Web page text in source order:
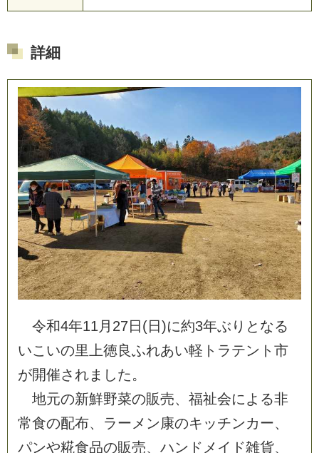
詳細
令和4年11 月 27日 (日 )に約3年ぶ り と なる
いこ いの里 上徳良ふれあい軽 ト ラテン ト 市
が開催さ れま した。
地元の新鮮野菜の販売、 福祉会に よ る非
常食の配布、 ラー メ ン康のキ ッチンカー、
パンや糀食品の販売、 ハン ド メ イ ド雑貨、